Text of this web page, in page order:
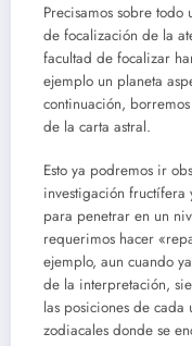
Precisamos sobre
de focalización de la
facultad de focalizar
ejemplo un planeta
continuación,
de la carta astral.
Esto ya podremos ir
investigación
para penetrar en un
requerimos hacer
ejemplo, aun cuando
de la interpretación,
las posiciones de cada
zodiacales donde se